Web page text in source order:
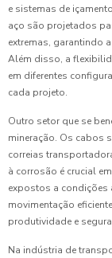
e sistemas de
aço são projetados
extremas, garantindo
Além disso, a
em diferentes
cada projeto.
Outro setor que se
mineração. Os cabos
correias
à corrosão é crucial
expostos a condições
movimentação
produtividade e
Na indústria de